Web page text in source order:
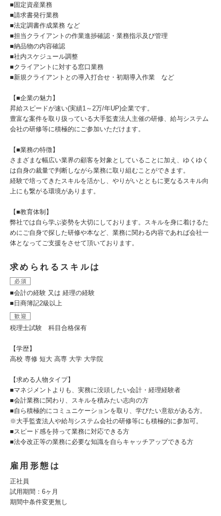
■固定資産業務
■請求書発行業務
■法定調書作成業務 など
■担当クライアントの作業進捗確認・業務指示及び管理
■納品物の内容確認
■社内スケジュール調整
■クライアントに対する窓口業務
■新規クライアントとの導入打合せ・初期導入作業 など
【■企業の魅力】
昇給スピードが速い(実績1～2万/年UP)企業です。
豊富な案件を取り扱っている大手監査法人主催の研修、給与システム
会社の研修等に積極的にご参加いただけます。
【■業務の特徴】
さまざまな幅広い業界の顧客を対象としていることに加え、ゆくゆく
は自身の裁量で判断しながら業務に取り組むことができます。
経験で培ってきたスキルを活かし、やりがいとともに更なるスキル向
上にも繋がる環境があります。
【■教育体制】
弊社では自ら学ぶ姿勢を大切にしております。スキルを身に着けるた
めにご自身で探した研修や本など、業務に関わる内容であれば会社一
体となってご支援をさせて頂いております。
求められるスキルは
必須
■会計の経験 又は 経理の経験
■日商簿記2級以上
歓迎
税理士試験 科目合格保有
【学歴】
高校 専修 短大 高専 大学 大学院
【求める人物タイプ】
■マネジメントよりも、実務に没頭したい会計・経理経験者
■会計業務に関わり、スキルを積みたい志向の方
■自ら積極的にコミュニケーションを取り、学びたい意欲がある方。
※大手監査法人や給与システム会社の研修等にも積極的に参加可。
■スピード感を持って業務に対応できる方
■法令改正等の業務に必要な知識を自らキャッチアップできる方
雇用形態は
正社員
試用期間：6ヶ月
期間中条件変更無し